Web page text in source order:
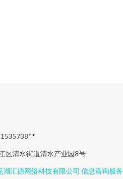
区清水街道清水产业园8号
湖汇德网络科技有限公司 信息咨询服务